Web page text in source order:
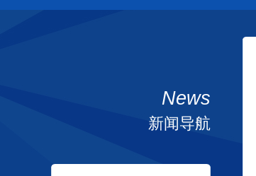
News
新闻导航